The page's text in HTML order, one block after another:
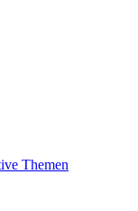
Themen